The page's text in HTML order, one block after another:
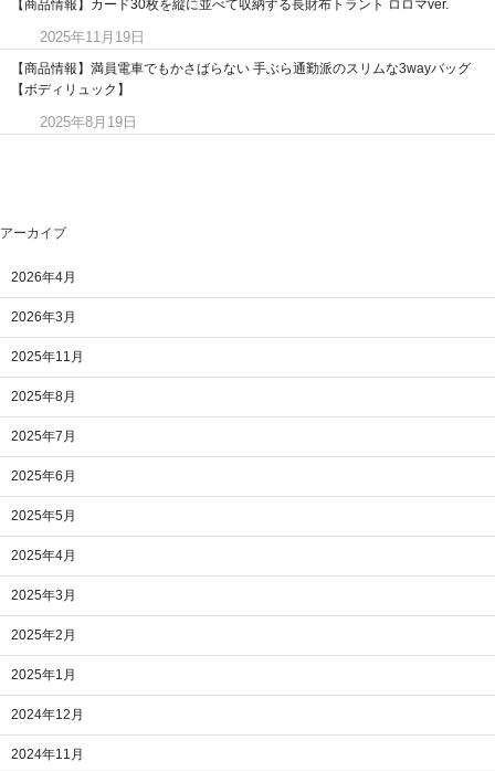
【商品情報】カード30枚を縦に並べて収納する長財布トラント ロロマver.
2025年11月19日
【商品情報】満員電車でもかさばらない 手ぶら通勤派のスリムな3wayバッグ
【ボディリュック】
2025年8月19日
アーカイブ
2026年4月
2026年3月
2025年11月
2025年8月
2025年7月
2025年6月
2025年5月
2025年4月
2025年3月
2025年2月
2025年1月
2024年12月
2024年11月